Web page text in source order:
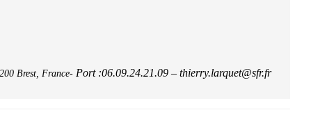
Brest, France- Port :06.09.24.21.09 – thierry.larquet@sfr.fr